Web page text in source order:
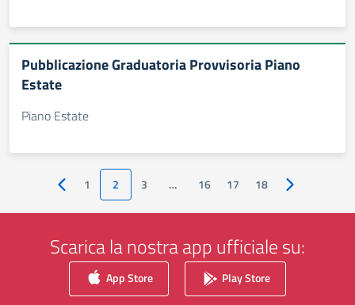
Pubblicazione Graduatoria Provvisoria Piano
Estate
Piano Estate
Pagina precedente
1 2 3 … 16 17 18 Pagina
Scarica la nostra app ufficiale su:
App Store Play Store